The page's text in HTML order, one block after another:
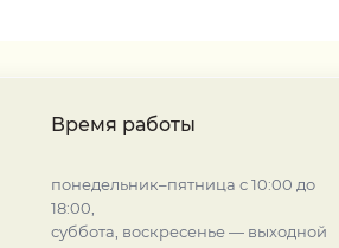
Время работы
понедельник–пятница с 10:00 до
18:00,
суббота, воскресенье — выходной